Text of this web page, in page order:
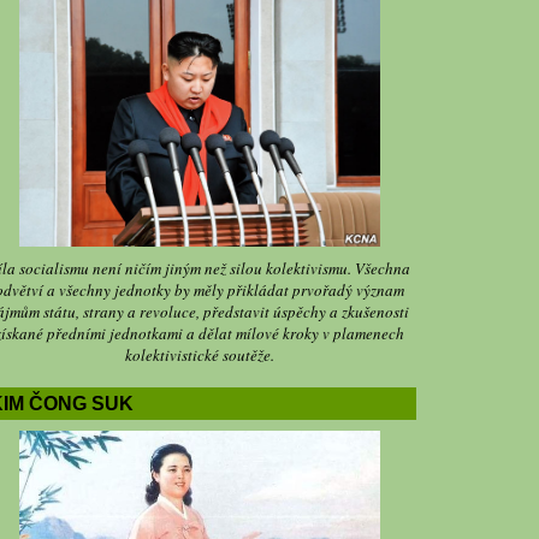
socialismu není ničím jiným než silou kolektivismu. Všechna
a všechny jednotky by měly přikládat prvořadý význam
státu, strany a revoluce, představit úspěchy a zkušenosti
předními jednotkami a dělat mílové kroky v plamenech
kolektivistické soutěže.
ČONG SUK